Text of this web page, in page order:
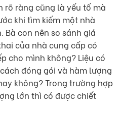
rõ ràng cũng là yếu tố mà
khi tìm kiếm một nhà
con nên so sánh giá
của nhà cung cấp có
cho mình không? Liệu có
đóng gói và hàm lượng
không? Trong trường hợp
lớn thì có được chiết